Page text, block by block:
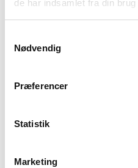
de har indsamlet fra din
Nødvendig
Præferencer
Statistik
Marketing
Hall of Fame
Vindere i